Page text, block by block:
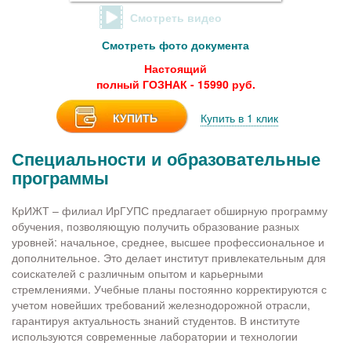
Смотреть видео
Смотреть фото документа
Настоящий
полный ГОЗНАК - 15990 руб.
КУПИТЬ Купить в 1 клик
Специальности и образовательные
программы
КрИЖТ – филиал ИрГУПС предлагает обширную программу
обучения, позволяющую получить образование разных
уровней: начальное, среднее, высшее профессиональное и
дополнительное. Это делает институт привлекательным для
соискателей с различным опытом и карьерными
стремлениями. Учебные планы постоянно корректируются с
учетом новейших требований железнодорожной отрасли,
гарантируя актуальность знаний студентов. В институте
используются современные лаборатории и технологии